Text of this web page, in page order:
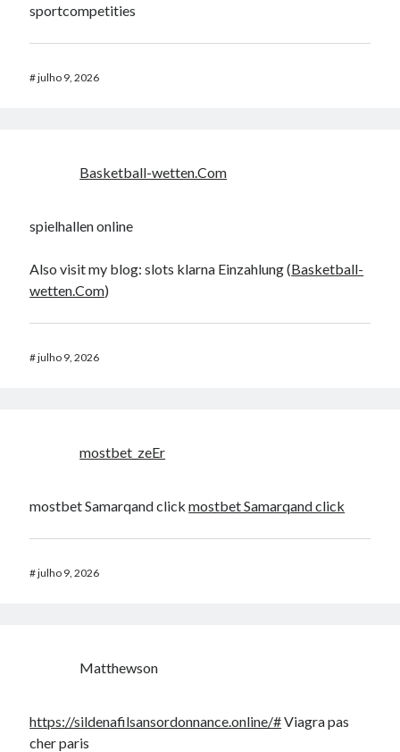
sportcompetities
#julho 9, 2026
Basketball-wetten.Com
spielhallen online
Also visit my blog: slots klarna Einzahlung (Basketball-
wetten.Com)
#julho 9, 2026
mostbet_zeEr
mostbet Samarqand clickmostbet Samarqand click
#julho 9, 2026
Matthewson
https://sildenafilsansordonnance.online/#Viagra pas
cher paris